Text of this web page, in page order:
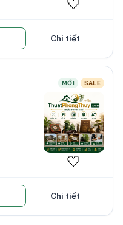
🤍
Chi tiết
MỚI SALE
🤍
Chi tiết